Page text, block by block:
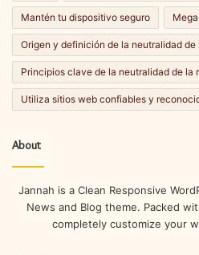
Mantén tu dispositivo seguro Mega
Origen y definición de la neutralidad de
Principios clave de la neutralidad de la
Utiliza sitios web confiables y
About
Jannah is a Clean Responsive
News and Blog theme. Packed
completely customize your